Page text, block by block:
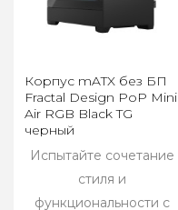
Корпус mATX без БП
Fractal Design PoP Mini
Air RGB Black TG
черный
Испытайте сочетание
стиля и
функциональности с